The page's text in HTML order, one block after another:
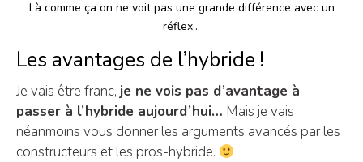
Là comme ça on ne voit pas une grande différence avec un
réflex…
Les avantages de l’hybride !
Je vais être franc, je ne vois pas d’avantage à
passer à l’hybride aujourd’hui… Mais je vais
néanmoins vous donner les arguments avancés par les
constructeurs et les pros-hybride.